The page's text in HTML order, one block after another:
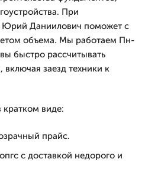
При
Даниилович поможет с
объема. Мы работаем Пн-
быстро рассчитывать
заезд техники к
виде:
прайс.
с доставкой недорого и